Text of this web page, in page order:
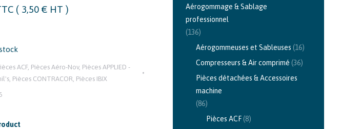
( 3,50 €HT )
ACF, Pièces Aéro-Nov, Pièces APPLIED -
, Pièces CONTRACOR, Pièces IBIX
Aérogommage & Sablage
professionnel
(136)
Aérogommeuses et Sableuses (16)
Compresseurs & Air comprimé (36)
Pièces détachées & Accessoires
machine
(86)
Pièces ACF(8)